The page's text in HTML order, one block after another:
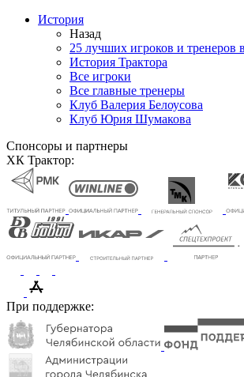
История
Назад
25 лучших игроков и тренеров
История Трактора
Все игроки
Все главные тренеры
Клуб Валерия Белоусова
Клуб Юрия Шумакова
Спонсоры и партнеры
ХК Трактор:
При поддержке: